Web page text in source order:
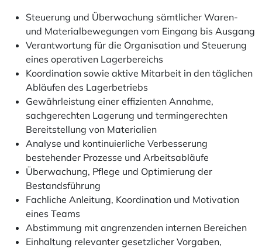
Steuerung und Überwachung sämtlicher Waren-
und Materialbewegungen vom Eingang bis Ausgang
Verantwortung für die Organisation und Steuerung
eines operativen Lagerbereichs
Koordination sowie aktive Mitarbeit in den täglichen
Abläufen des Lagerbetriebs
Gewährleistung einer effizienten Annahme,
sachgerechten Lagerung und termingerechten
Bereitstellung von Materialien
Analyse und kontinuierliche Verbesserung
bestehender Prozesse und Arbeitsabläufe
Überwachung, Pflege und Optimierung der
Bestandsführung
Fachliche Anleitung, Koordination und Motivation
eines Teams
Abstimmung mit angrenzenden internen Bereichen
Einhaltung relevanter gesetzlicher Vorgaben,